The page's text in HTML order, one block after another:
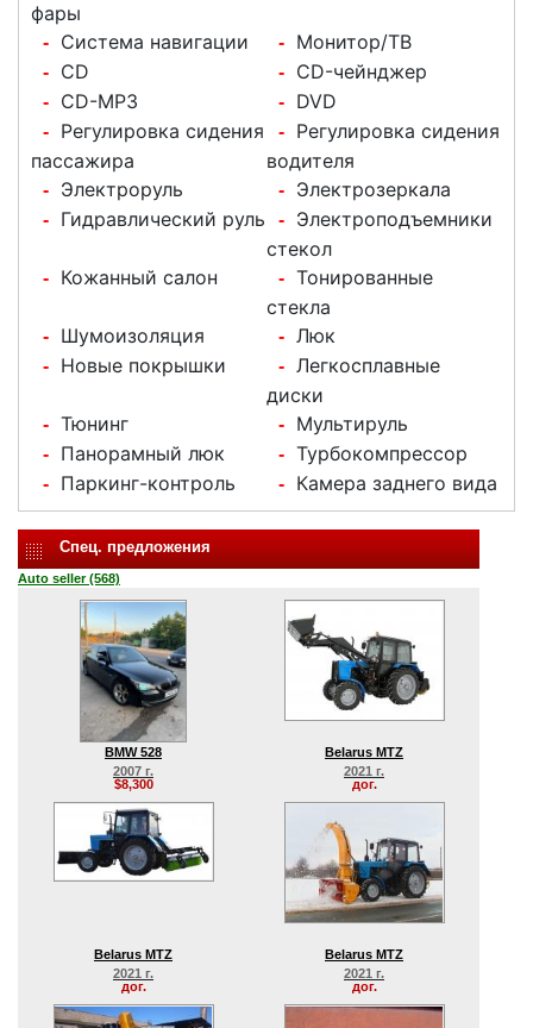
фары
- Система навигации - Монитор/ТВ
- CD - CD-чейнджер
- CD-MP3 - DVD
-
Регулировка сидения
пассажира
-
Регулировка сидения
водителя
- Электроруль - Электрозеркала
- Гидравлический руль -
Электроподъемники
стекол
- Кожанный салон - Тонированные
стекла
- Шумоизоляция - Люк
- Новые покрышки - Легкосплавные
диски
- Тюнинг - Мультируль
- Панорамный люк - Турбокомпрессор
- Паркинг-контроль - Камера заднего вида
Спец. предложения
Auto seller (568)
BMW 528
2007 г.
$8,300
Belarus MTZ
2021 г.
дог.
Belarus MTZ
2021 г.
дог.
Belarus MTZ
2021 г.
дог.